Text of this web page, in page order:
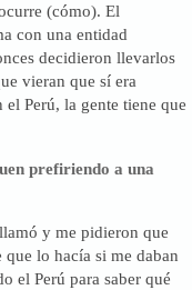
(cómo). El
con una entidad
decidieron llevarlos
vieran que sí era
Perú, la gente tiene que
prefiriendo a una
y me pidieron que
lo hacía si me daban
el Perú para saber qué